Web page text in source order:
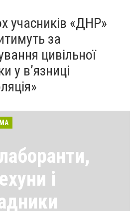
учасників «ДНР»
за
цивільної
у в’язниці
і